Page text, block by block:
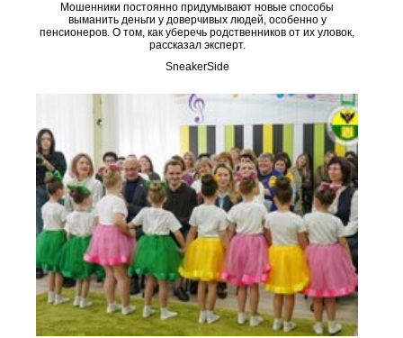
Мошенники постоянно придумывают новые способы
выманить деньги у доверчивых людей, особенно у
пенсионеров. О том, как уберечь родственников от их уловок,
рассказал эксперт.
SneakerSide